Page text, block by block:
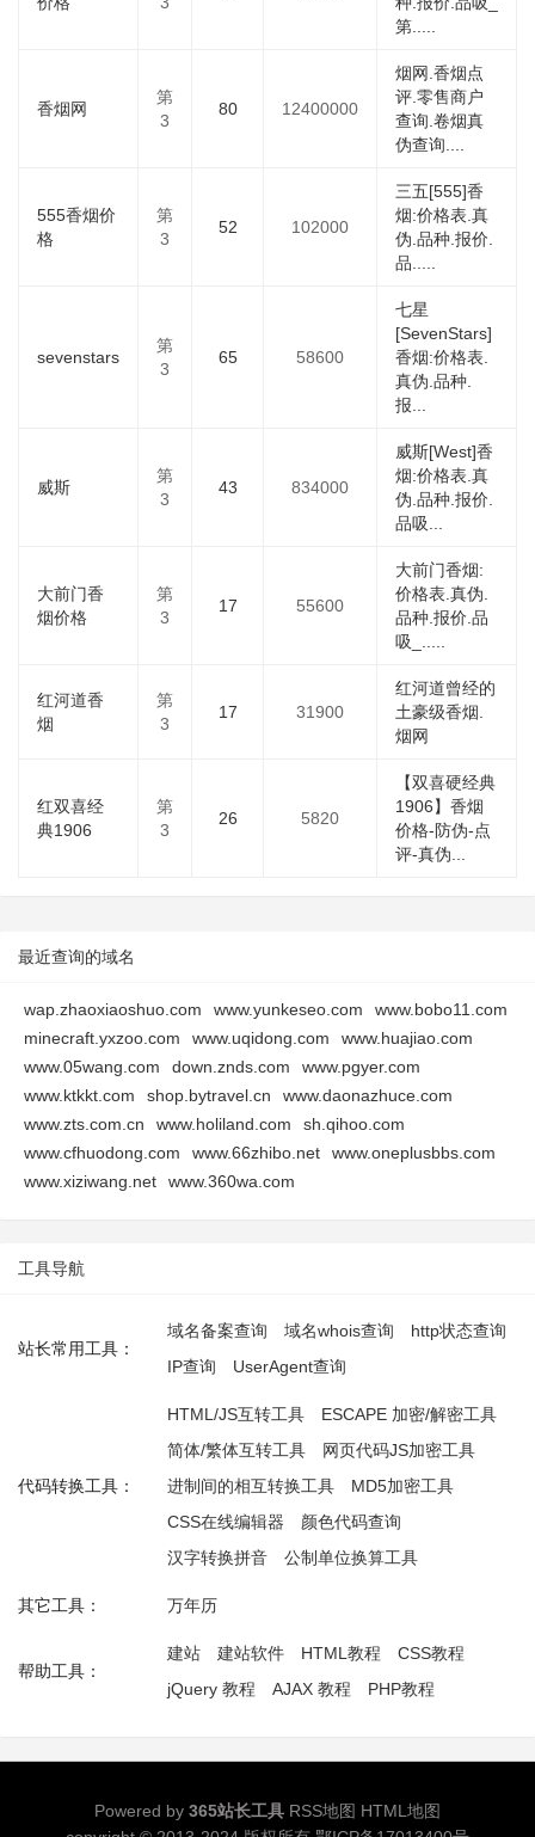
第.....
香烟网
第
3
80 12400000
烟网.香烟点
评.零售商户
查询.卷烟真
伪查询....
555香烟价
格
第
3
52 102000
三五[555]香
烟:价格表.真
伪.品种.报价.
品.....
sevenstars
第
3
65 58600
七星
[SevenStars]
香烟:价格表.
真伪.品种.
报...
威斯
第
3
43 834000
威斯[West]香
烟:价格表.真
伪.品种.报价.
品吸...
大前门香
烟价格
第
3
17 55600
大前门香烟:
价格表.真伪.
品种.报价.品
吸_.....
红河道香
烟
第
3
17 31900
红河道曾经的
土豪级香烟.
烟网
红双喜经
典1906
第
3
26 5820
【双喜硬经典
1906】香烟
价格-防伪-点
评-真伪...
最近查询的域名
wap.zhaoxiaoshuo.com www.yunkeseo.com
www.bobo11.com
minecraft.yxzoo.com
www.uqidong.com
www.huajiao.com
www.05wang.com
down.znds.com
www.pgyer.com
www.ktkkt.com
shop.bytravel.cn
www.daonazhuce.com
www.zts.com.cn
www.holiland.com
sh.qihoo.com
www.cfhuodong.com
www.66zhibo.net
www.oneplusbbs.com
www.xiziwang.net
www.360wa.com
工具导航
站长常用工具：
域名备案查询 域名whois查询
http状态查询
IP查询
UserAgent查询
代码转换工具：
HTML/JS互转工具
ESCAPE 加密/解密工具
简体/繁体互转工具
网页代码JS加密工具
进制间的相互转换工具
MD5加密工具
CSS在线编辑器
颜色代码查询
汉字转换拼音
公制单位换算工具
其它工具： 万年历
帮助工具：
建站 建站软件 HTML教程
CSS教程
jQuery 教程
AJAX 教程 PHP教程
Powered by 365站长工具 RSS地图 HTML地图